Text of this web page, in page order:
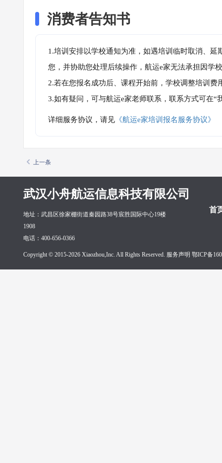
消费者告知书
1.培训安排以学校通知为准，如遇培训临时取消、
您，并协助您处理后续操作，航运e家无法承担因学
2.若在您报名成功后、课程开始前，学校调整培训
3.如有疑问，可与航运e家老师联系，联系方式可在
详细服务协议，请见 《航运e家培训报名服务协议》
上一条
武汉小舟航运信息科技有限公司
首
地址：武昌区徐家棚街道秦园路38号宸胜国际中心19楼
1908
电话：400-656-0366
Copyright © 2015-2026 Xiaozhou,Inc. All Rights Reserved. 服务声明 鄂ICP备